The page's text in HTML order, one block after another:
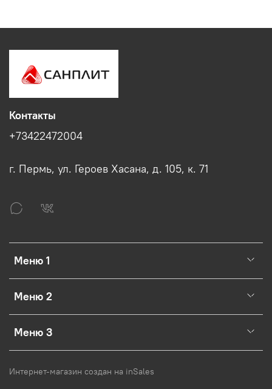
Меню 1
Меню 2
Меню 3
Контакты
+73422472004
г. Пермь, ул. Героев Хасана, д. 105, к. 71
Интернет-магазин создан на inSales